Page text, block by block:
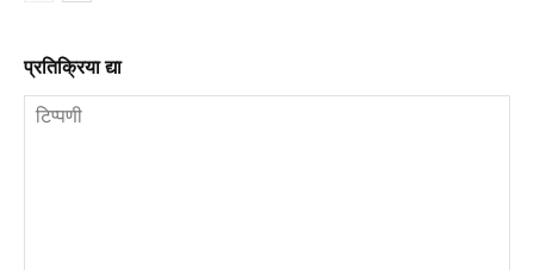
प्रतिक्रिया द्या